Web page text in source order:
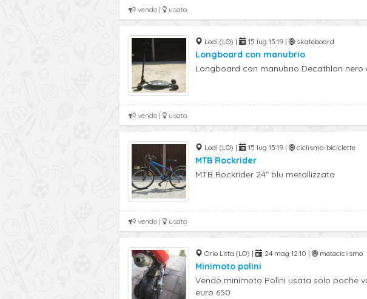
vendo | usato
Lodi (LO) | 15 lug 15:19 | skateboard
Longboard con manubrio
Longboard con manubrio Decathlon nero
vendo | usato
Lodi (LO) | 15 lug 15:19 | ciclismo-biciclette
MTB Rockrider
MTB Rockrider 24" blu metallizzata
vendo | usato
Orio Litta (LO) | 24 mag 12:10 | motociclismo
Minimoto polini
Vendo minimoto Polini usata solo poche
euro 650